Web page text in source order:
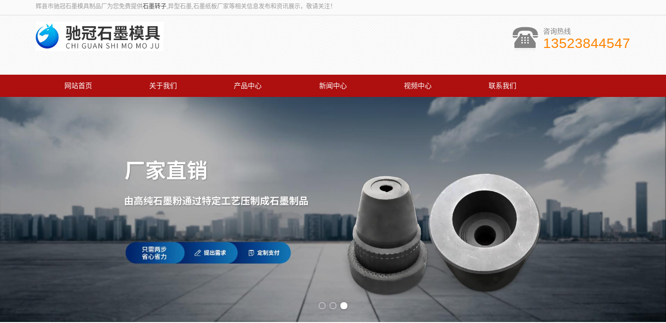
辉县市驰冠石墨模具制品厂为您免费提供石墨转子,异型石墨,石墨纸板厂家等相关信息发布和资讯展示，敬请关注！
咨询热线
13523844547
网站首页 关于我们 产品中心 新闻中心 视频中心 联系我们